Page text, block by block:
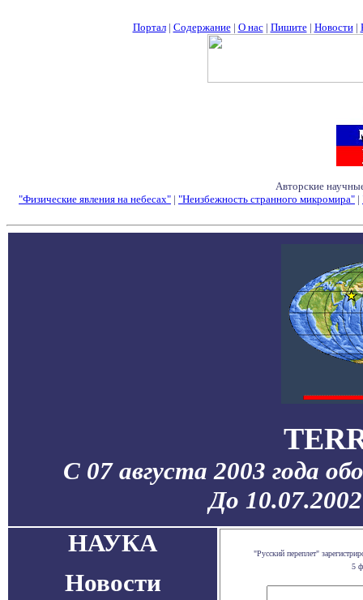
Портал| Содержание| О нас| Пишите| Новости|
Авторские
"Физические явления на небесах" | "Неизбежность странного микромира" |
С 07 августа 2003 года
До
НАУКА
Новости
"Русский переплет"
5